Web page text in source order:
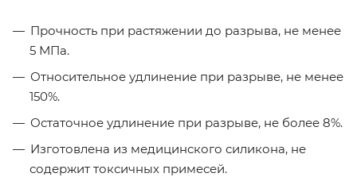
Прочность при растяжении до разрыва, не менее
5 МПа.
Относительное удлинение при разрыве, не менее
150%.
Остаточное удлинение при разрыве, не более 8%.
Изготовлена из медицинского силикона, не
содержит токсичных примесей.